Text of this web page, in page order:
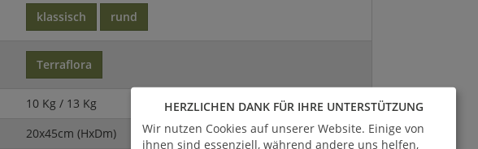
klassisch rund
Terraflora
10 Kg / 13 Kg
20x45cm (HxDm)
HERZLICHEN DANK FÜR IHRE UNTERSTÜTZUNG
Wir nutzen Cookies auf unserer Website. Einige von
ihnen sind essenziell, während andere uns helfen,